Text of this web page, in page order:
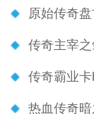
原始传奇
传奇主宰
传奇霸业
热血传奇